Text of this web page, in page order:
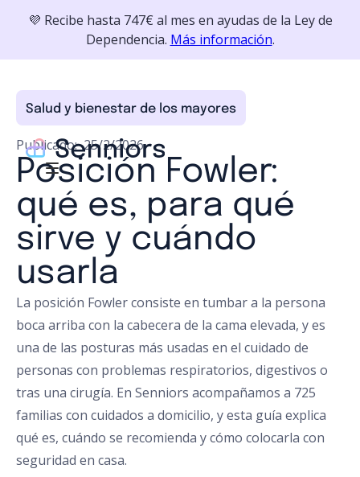
💜 Recibe hasta 747€ al mes en ayudas de la Ley de
Dependencia. Más información.
Salud y bienestar de los mayores
Publicado:25/2/2026
Posición Fowler:
qué es, para qué
sirve y cuándo
usarla
La posición Fowler consiste en tumbar a la persona
boca arriba con la cabecera de la cama elevada, y es
una de las posturas más usadas en el cuidado de
personas con problemas respiratorios, digestivos o
tras una cirugía. En Senniors acompañamos a 725
familias con cuidados a domicilio, y esta guía explica
qué es, cuándo se recomienda y cómo colocarla con
seguridad en casa.